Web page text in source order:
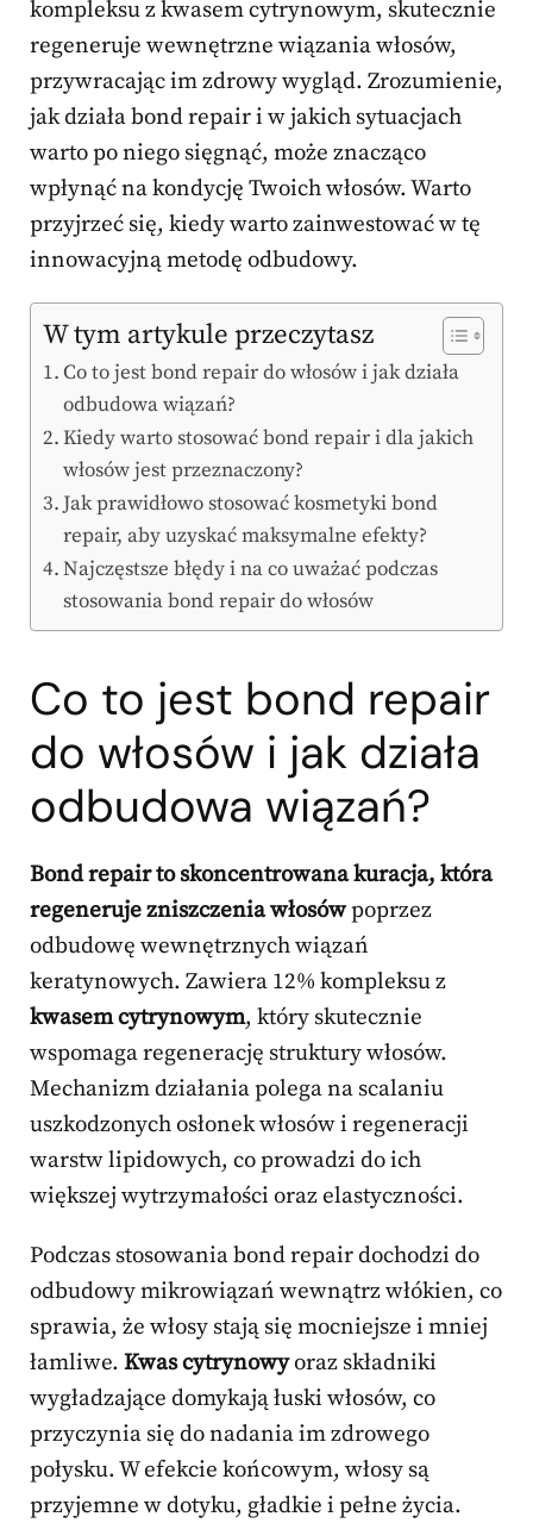
kompleksu z kwasem cytrynowym, skutecznie
regeneruje wewnętrzne wiązania włosów,
przywracając im zdrowy wygląd. Zrozumienie,
jak działa bond repair i w jakich sytuacjach
warto po niego sięgnąć, może znacząco
wpłynąć na kondycję Twoich włosów. Warto
przyjrzeć się, kiedy warto zainwestować w tę
innowacyjną metodę odbudowy.
W tym artykule przeczytasz
Co to jest bond repair do włosów i jak działa
odbudowa wiązań?
Kiedy warto stosować bond repair i dla jakich
włosów jest przeznaczony?
Jak prawidłowo stosować kosmetyki bond
repair, aby uzyskać maksymalne efekty?
Najczęstsze błędy i na co uważać podczas
stosowania bond repair do włosów
Co to jest bond repair
do włosów i jak działa
odbudowa wiązań?
Bond repair to skoncentrowana kuracja, która
regeneruje zniszczenia włosówpoprzez
odbudowę wewnętrznych wiązań
keratynowych. Zawiera 12% kompleksu z
kwasem cytrynowym, który skutecznie
wspomaga regenerację struktury włosów.
Mechanizm działania polega na scalaniu
uszkodzonych osłonek włosów i regeneracji
warstw lipidowych, co prowadzi do ich
większej wytrzymałości oraz elastyczności.
Podczas stosowania bond repair dochodzi do
odbudowy mikrowiązań wewnątrz włókien, co
sprawia, że włosy stają się mocniejsze i mniej
łamliwe. Kwas cytrynowyoraz składniki
wygładzające domykają łuski włosów, co
przyczynia się do nadania im zdrowego
połysku. W efekcie końcowym, włosy są
przyjemne w dotyku, gładkie i pełne życia.